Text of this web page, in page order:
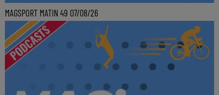
MAGSPORT MATIN 49 07/08/26